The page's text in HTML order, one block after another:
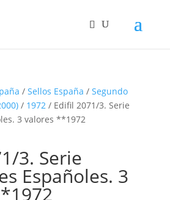
/ Sellos España / Segundo
/ 1972/ Edifil 2071/3. Serie
3 valores **1972
3. Serie
Españoles. 3